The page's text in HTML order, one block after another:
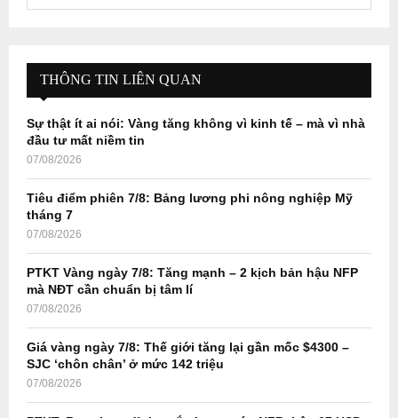
f
r
E
A
H
THÔNG TIN LIÊN QUAN
Sự thật ít ai nói: Vàng tăng không vì kinh tế – mà vì nhà
đầu tư mất niềm tin
07/08/2026
Tiêu điểm phiên 7/8: Bảng lương phi nông nghiệp Mỹ
tháng 7
07/08/2026
PTKT Vàng ngày 7/8: Tăng mạnh – 2 kịch bản hậu NFP
mà NĐT cần chuẩn bị tâm lí
07/08/2026
Giá vàng ngày 7/8: Thế giới tăng lại gần mốc $4300 –
SJC ‘chôn chân’ ở mức 142 triệu
07/08/2026